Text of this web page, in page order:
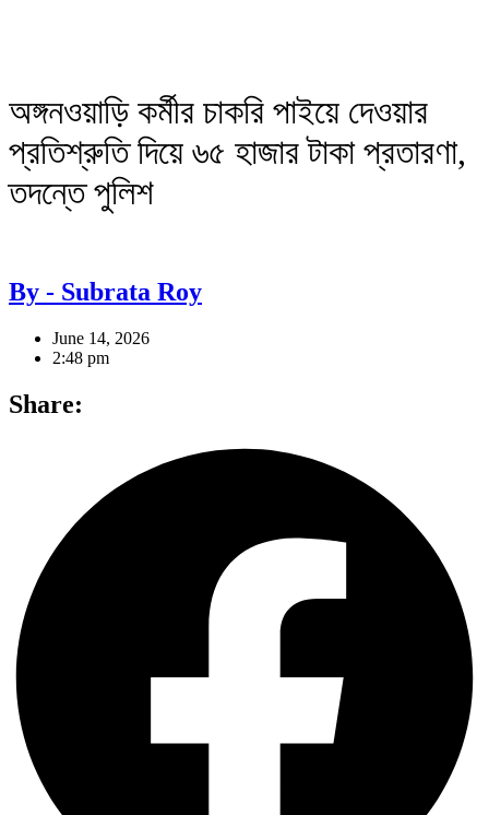
অঙ্গনওয়াড়ি কর্মীর চাকরি পাইয়ে দেওয়ার
প্রতিশ্রুতি দিয়ে ৬৫ হাজার টাকা প্রতারণা,
তদন্তে পুলিশ
By - Subrata Roy
June 14, 2026
2:48 pm
Share: